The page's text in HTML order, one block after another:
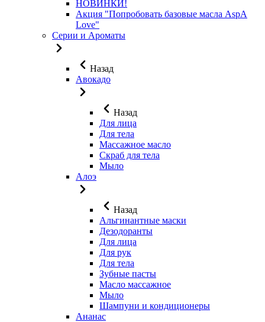
НОВИНКИ!
Акция "Попробовать базовые масла AspA
Love"
Серии и Ароматы
Назад
Авокадо
Назад
Для лица
Для тела
Массажное масло
Скраб для тела
Мыло
Алоэ
Назад
Альгинантные маски
Дезодоранты
Для лица
Для рук
Для тела
Зубные пасты
Масло массажное
Мыло
Шампуни и кондиционеры
Ананас